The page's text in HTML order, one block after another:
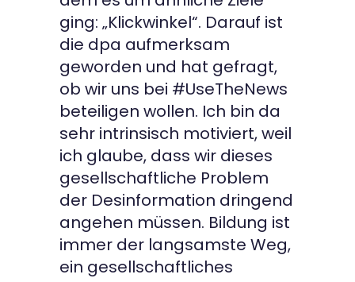
ging: „Klickwinkel“. Darauf ist
die dpa aufmerksam
geworden und hat gefragt,
ob wir uns bei #UseTheNews
beteiligen wollen. Ich bin da
sehr intrinsisch motiviert, weil
ich glaube, dass wir dieses
gesellschaftliche Problem
der Desinformation dringend
angehen müssen. Bildung ist
immer der langsamste Weg,
ein gesellschaftliches